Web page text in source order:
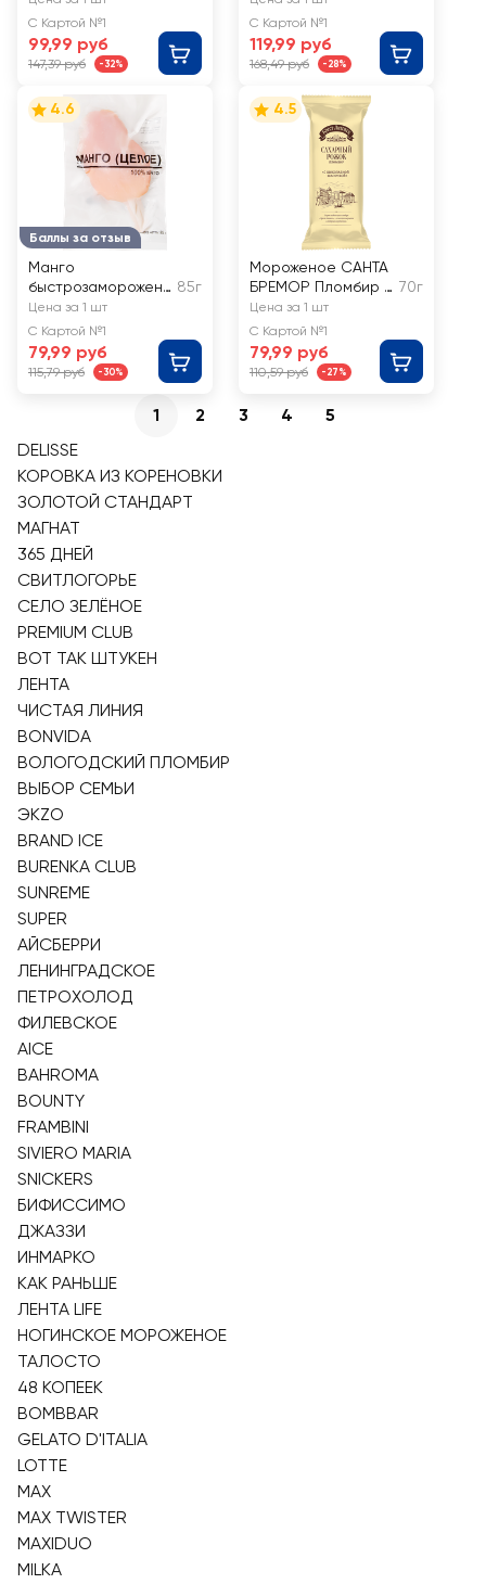
без змж, сэндвич
С Картой №1
99,99 руб
147,39 руб -32%
Укроп
С Картой №1
119,99 руб
168,49 руб -28%
Баллы за отзыв
4.6
Манго
быстрозамороженн
ое целое
85г
Цена за 1 шт
С Картой №1
79,99 руб
115,79 руб -30%
4.5
Мороженое САНТА
БРЕМОР Пломбир с
ароматом ванили в
молочной глазури
с какао 14%, без
змж, вафельный
рожок
70г
Цена за 1 шт
С Картой №1
79,99 руб
110,59 руб -27%
1 2 3 4
5
DELISSE
КОРОВКА ИЗ КОРЕНОВКИ
ЗОЛОТОЙ СТАНДАРТ
МАГНАТ
365 ДНЕЙ
СВИТЛОГОРЬЕ
СЕЛО ЗЕЛЁНОЕ
PREMIUM CLUB
ВОТ ТАК ШТУКЕН
ЛЕНТА
ЧИСТАЯ ЛИНИЯ
BONVIDA
ВОЛОГОДСКИЙ ПЛОМБИР
ВЫБОР СЕМЬИ
ЭKZO
BRAND ICE
BURENKA CLUB
SUNREME
SUPER
АЙСБЕРРИ
ЛЕНИНГРАДСКОЕ
ПЕТРОХОЛОД
ФИЛЕВСКОЕ
AICE
BAHROMA
BOUNTY
FRAMBINI
SIVIERO MARIA
SNICKERS
БИФИССИМО
ДЖАЗЗИ
ИНМАРКО
КАК РАНЬШЕ
ЛЕНТА LIFE
НОГИНСКОЕ МОРОЖЕНОЕ
ТАЛОСТО
48 КОПЕЕК
BOMBBAR
GELATO D'ITALIA
LOTTE
MAX
MAX TWISTER
MAXIDUO
MILKA